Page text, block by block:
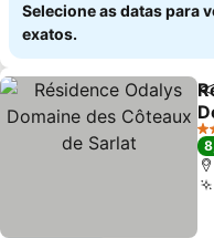
Selecione as datas para
exatos.
4